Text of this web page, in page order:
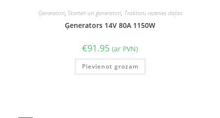
Ģeneratori, Starteri un ģeneratori, Traktoru rezerves daļas
Ģenerators 14V 80A 1150W
€91.95 (ar PVN)
Pievienot grozam